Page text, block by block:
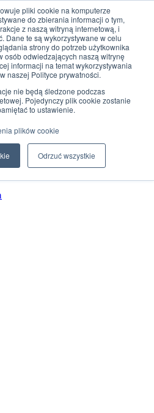
pliki cookie na komputerze
do zbierania informacji o tym,
z naszą witryną internetową, i
Dane te są wykorzystywane w celu
strony do potrzeb użytkownika
osób odwiedzających naszą witrynę
informacji na temat wykorzystywania
naszej Polityce prywatności.
nie będą śledzone podczas
Pojedynczy plik cookie zostanie
to ustawienie.
plików cookie
Odrzuć wszystkie